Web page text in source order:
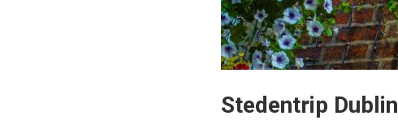
Stedentrip Dublin